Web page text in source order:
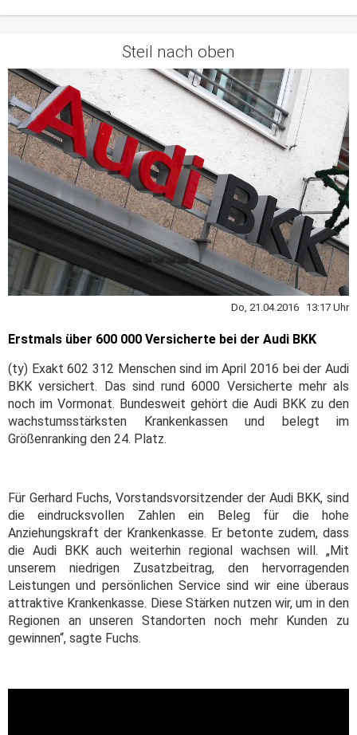
Steil nach oben
Do, 21.04.2016 13:17 Uhr
Erstmals über 600 000 Versicherte bei der Audi BKK
(ty) Exakt 602 312 Menschen sind im April 2016 bei der Audi
BKK versichert. Das sind rund 6000 Versicherte mehr als
noch im Vormonat. Bundesweit gehört die Audi BKK zu den
wachstumsstärksten Krankenkassen und belegt im
Größenranking den 24. Platz.
Für Gerhard Fuchs, Vorstandsvorsitzender der Audi BKK, sind
die eindrucksvollen Zahlen ein Beleg für die hohe
Anziehungskraft der Krankenkasse. Er betonte zudem, dass
die Audi BKK auch weiterhin regional wachsen will. „Mit
unserem niedrigen Zusatzbeitrag, den hervorragenden
Leistungen und persönlichen Service sind wir eine überaus
attraktive Krankenkasse. Diese Stärken nutzen wir, um in den
Regionen an unseren Standorten noch mehr Kunden zu
gewinnen“, sagte Fuchs.